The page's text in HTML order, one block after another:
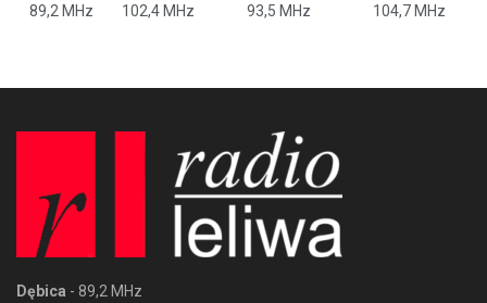
89,2 MHz
102,4 MHz 93,5 MHz 104,7 MHz
Dębica - 89,2 MHz